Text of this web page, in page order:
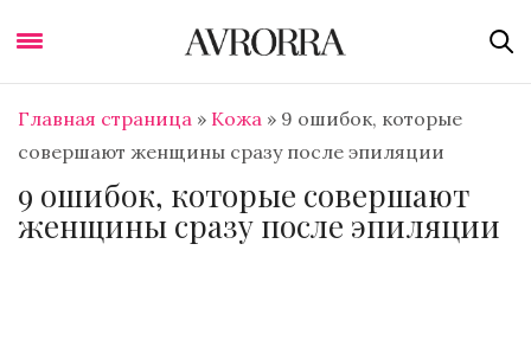
Главная страница » Кожа » 9 ошибок, которые
совершают женщины сразу после эпиляции
9 ошибок, которые совершают
женщины сразу после эпиляции